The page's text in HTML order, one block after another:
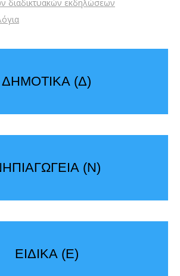
διαδικτυακών εκδηλώσεων
ΔΗΜΟΤΙΚΑ (Δ)
(Ν)
ΕΙΔΙΚΑ (Ε)